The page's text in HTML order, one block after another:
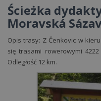
Ścieżka
Moravská
Opis trasy: Z Čenkovic w
się trasami rowerowymi
Odległość 12 km.